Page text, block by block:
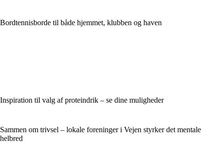
Bordtennisborde til både hjemmet, klubben og haven
Inspiration til valg af proteindrik – se dine muligheder
Sammen om trivsel – lokale foreninger i Vejen styrker det mentale
helbred